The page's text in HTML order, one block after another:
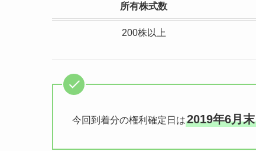
所有株式数
200株以上
今回到着分の権利確定日は2019年6月末